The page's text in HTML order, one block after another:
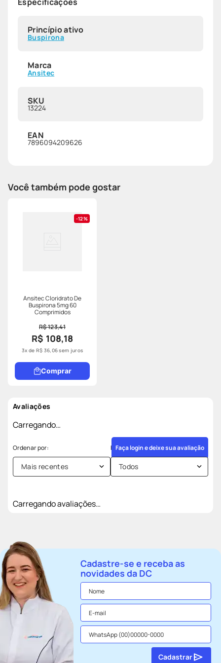
Princípio ativo
Buspirona
Marca
Ansitec
SKU
13224
EAN
7896094209626
Você também pode gostar
12%
Ansitec Cloridrato De
Buspirona 5mg 60
Comprimidos
R$ 123,41
R$ 108,18
3x de R$ 36,06sem juros
Comprar
Avaliações
Carregando…
Faça login e deixe sua avaliação
Mais recentes Todos
Carregando avaliações…
Cadastre-se e receba as
novidades da DC
Cadastrar